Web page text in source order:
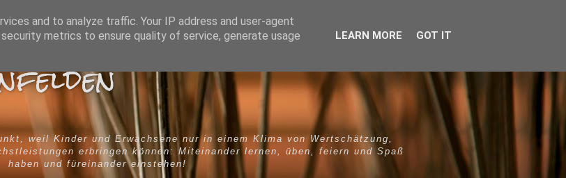
weil Kinder und Erwachsene nur in einem Klima von Wertschätzung,
erbringen können: Miteinander lernen, üben, feiern und Spaß
haben und füreinander einstehen!
and to analyze traffic. Your IP address and user-agent
metrics to ensure quality of service, generate usage
LEARN MORE GOT IT